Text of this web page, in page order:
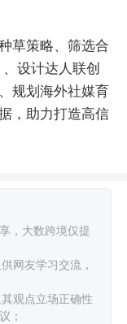
草策略、筛选合
设计达人联创
规划海外社媒育
，助力打造高信
，大数跨境仅提
网友学习交流，
观点立场正确性
；